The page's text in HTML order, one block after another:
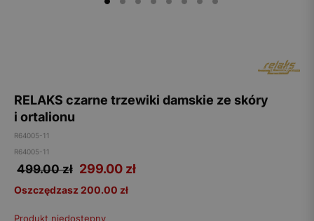
RELAKS czarne trzewiki damskie ze skóry
i ortalionu
R64005-11
R64005-11
499.00 zł 299.00 zł
Oszczędzasz 200.00 zł
Produkt niedostępny